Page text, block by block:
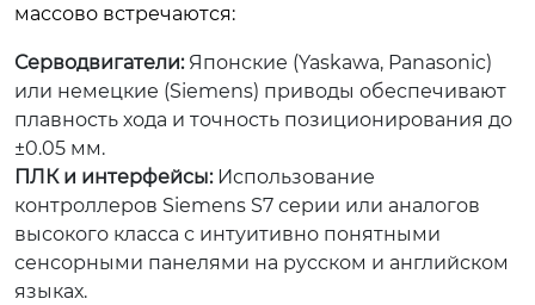
массово встречаются:
Серводвигатели:Японские (Yaskawa, Panasonic)
или немецкие (Siemens) приводы обеспечивают
плавность хода и точность позиционирования до
±0.05 мм.
ПЛК и интерфейсы:Использование
контроллеров Siemens S7 серии или аналогов
высокого класса с интуитивно понятными
сенсорными панелями на русском и английском
языках.